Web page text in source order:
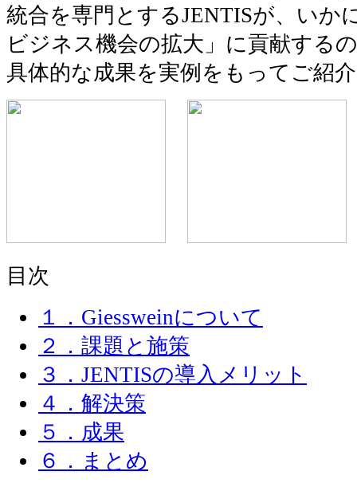
統合を専門とするJENTISが、いか
ビジネス機会の拡大」に貢献する
具体的な成果を実例をもってご紹
目次
１．Giessweinについて
２．課題と施策
３．JENTISの導入メリット
４．解決策
５．成果
６．まとめ